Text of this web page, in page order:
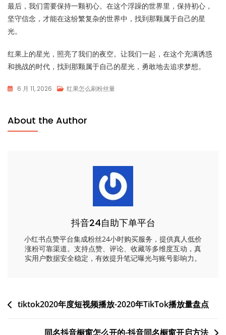
最后，我们需要保持一颗初心。在这个浮躁的世界里，保持初心，
坚守信念，才能在这纷繁复杂的世界中，找到那颗属于自己的星
光。
红果上的星光，照亮了我们的夜空。让我们一起，在这个充满诱惑
和挑战的时代，找到那颗属于自己的星光，勇敢地去追求梦想。
6 月 11, 2026 红果怎么刷粉丝量
About the Author
抖音24自助下单平台
小红书点赞平台集成粉丝24小时购买服务，提供真人低价
涨粉可靠渠道。支持点赞、评论、收藏等多维度互动，真
实用户数据安全稳定，有效提升笔记曝光与账号影响力。
文tiktok2020年度短视频播放-2020年TikTok播放量盘点
同名抖音橱窗怎么开的-抖音同名橱窗开启方法